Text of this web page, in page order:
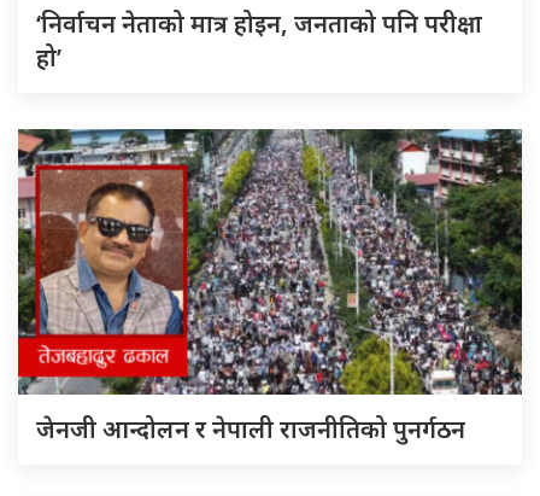
‘निर्वाचन नेताको मात्र होइन, जनताको पनि परीक्षा
हो’
जेनजी आन्दोलन र नेपाली राजनीतिको पुनर्गठन